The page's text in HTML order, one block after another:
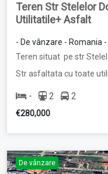
Teren Str Stelelor
Utilitatile+ Asfalt
- De vânzare - Romania
Teren situat pe str
Str asfaltata cu toate
- 2 2
€280,000
De vânzare